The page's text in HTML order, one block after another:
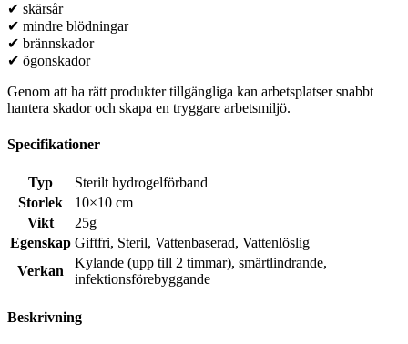
✔ skärsår
✔ mindre blödningar
✔ brännskador
✔ ögonskador
Genom att ha rätt produkter tillgängliga kan arbetsplatser snabbt
hantera skador och skapa en tryggare arbetsmiljö.
Specifikationer
Typ
Sterilt hydrogelförband
Storlek
10×10 cm
Vikt
25g
Egenskap Giftfri, Steril, Vattenbaserad, Vattenlöslig
Verkan
Kylande (upp till 2 timmar), smärtlindrande,
infektionsförebyggande
Beskrivning